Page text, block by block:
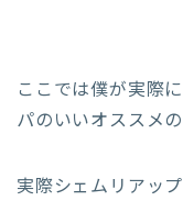
ここでは僕が実際
パのいいオススメ
実際シェムリアッ